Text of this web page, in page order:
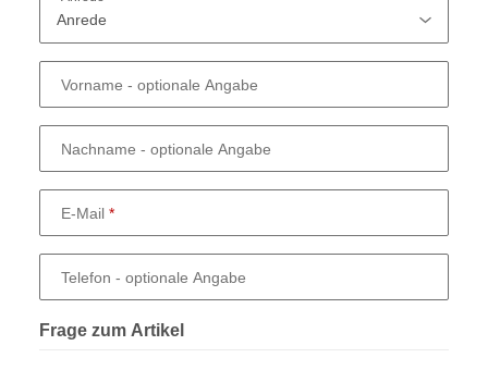
Vorname - optionale Angabe
Nachname - optionale Angabe
E-Mail
Telefon - optionale Angabe
Frage zum Artikel